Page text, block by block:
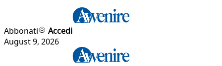
Abbonati
Accedi
August 9, 2026